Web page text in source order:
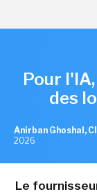
Pour
des
Anirban Ghoshal,
2026
Le